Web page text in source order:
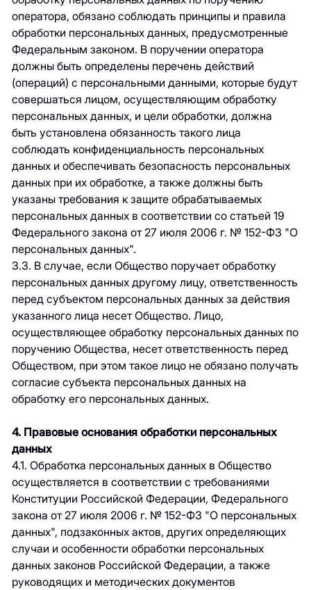
оператора, обязано соблюдать принципы и правила
обработки персональных данных, предусмотренные
Федеральным законом. В поручении оператора
должны быть определены перечень действий
(операций) с персональными данными, которые будут
совершаться лицом, осуществляющим обработку
персональных данных, и цели обработки, должна
быть установлена обязанность такого лица
соблюдать конфиденциальность персональных
данных и обеспечивать безопасность персональных
данных при их обработке, а также должны быть
указаны требования к защите обрабатываемых
персональных данных в соответствии со статьей 19
Федерального закона от 27 июля 2006 г. № 152-ФЗ "О
персональных данных".
3.3. В случае, если Общество поручает обработку
персональных данных другому лицу, ответственность
перед субъектом персональных данных за действия
указанного лица несет Общество. Лицо,
осуществляющее обработку персональных данных по
поручению Общества, несет ответственность перед
Обществом, при этом такое лицо не обязано получать
согласие субъекта персональных данных на
обработку его персональных данных.
4. Правовые основания обработки персональных
данных
4.1. Обработка персональных данных в Общество
осуществляется в соответствии с требованиями
Конституции Российской Федерации, Федерального
закона от 27 июля 2006 г. № 152-ФЗ "О персональных
данных", подзаконных актов, других определяющих
случаи и особенности обработки персональных
данных законов Российской Федерации, а также
руководящих и методических документов